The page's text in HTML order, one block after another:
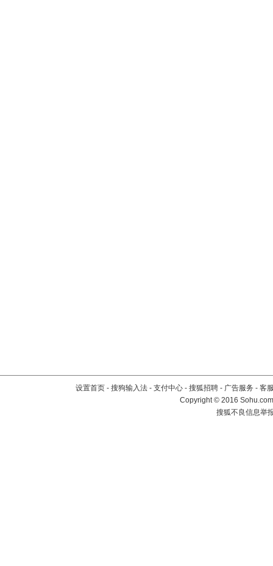
设置首页 - 搜狗输入法 - 支付中心 - 搜狐招聘 - 广告服务 - 客
Copyright©2016
搜狐不良信息举